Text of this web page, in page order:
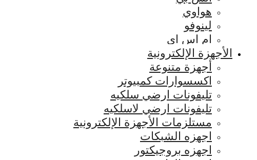
هواوي
لينوفو
ام اس اي
الأجهزة الإلكترونية
أجهزة متنوعة
اكسسوارات كمبيوتر
تليفونات ارضي سلكيه
تليفونات ارضي لاسلكيه
مستلزمات الأجهزة الإلكترونية
اجهزه الشبكات
اجهزه بروجيكتور